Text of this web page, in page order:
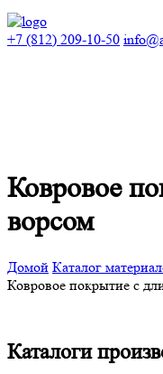
+7 (812) 209-10-50
Ковровое
ворсом
Домой Каталог
Ковровое покрытие с
Каталоги